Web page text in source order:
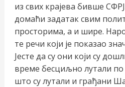
из свих крајева бивше
домаћи задатак свим
просторима, а и шире.
те речи који је показао
Јесте да су они који су
време бесциљно лутали по
што су лутали и грађани